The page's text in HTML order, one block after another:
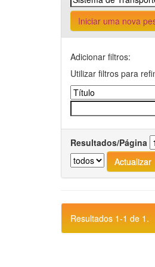
Iniciar uma nova
Adicionar filtros:
Utilizar filtros para
Resultados/Página
Resultados 1-1 de 1.